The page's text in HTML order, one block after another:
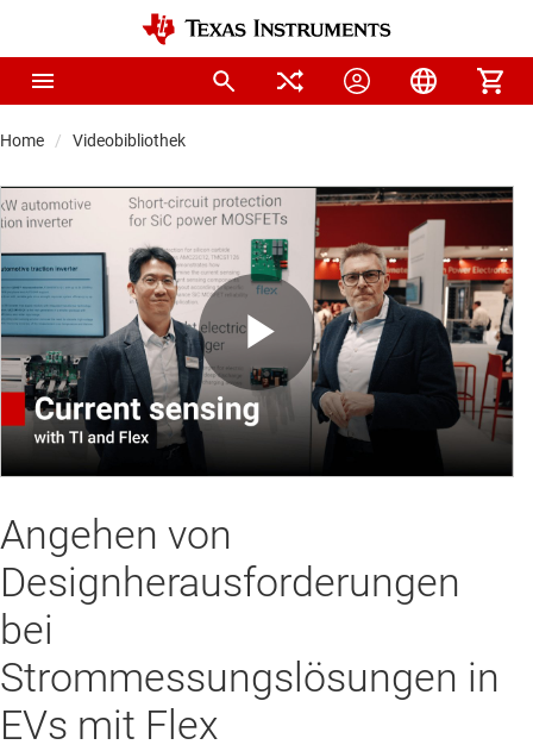
Home Videobibliothek
Play
Angehen von
Designherausforderungen
bei
Strommessungslösungen in
EVs mit Flex